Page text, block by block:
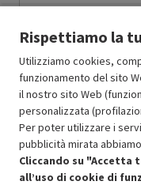
Ricondizionato
In Promozione
Approfitta dello
Rispettiamo la
Utilizziamo cookies,
funzionamento del sito
il nostro sito Web
personalizzata
Per poter utilizzare i
pubblicità mirata
Cliccando su
all’uso di cookie di